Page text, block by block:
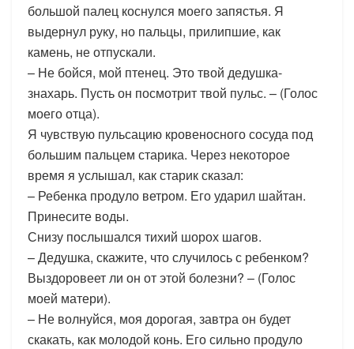
большой палец коснулся моего запястья. Я
выдернул руку, но пальцы, прилипшие, как
камень, не отпускали.
– Не бойся, мой птенец. Это твой дедушка-
знахарь. Пусть он посмотрит твой пульс. – (Голос
моего отца).
Я чувствую пульсацию кровеносного сосуда под
большим пальцем старика. Через некоторое
время я услышал, как старик сказал:
– Ребенка продуло ветром. Его ударил шайтан.
Принесите воды.
Снизу послышался тихий шорох шагов.
– Дедушка, скажите, что случилось с ребенком?
Выздоровеет ли он от этой болезни? – (Голос
моей матери).
– Не волнуйся, моя дорогая, завтра он будет
скакать, как молодой конь. Его сильно продуло